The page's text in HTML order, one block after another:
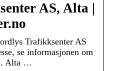
AS, Alta |
Trafikksenter AS
se informasjonen om
Alta …